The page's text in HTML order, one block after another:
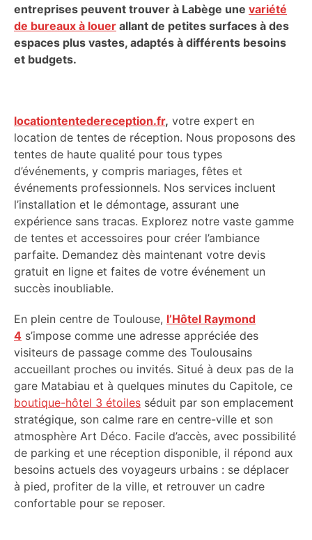
entreprises peuvent trouver à Labège une variété
de bureaux à louer allant de petites surfaces à des
espaces plus vastes, adaptés à différents besoins
et budgets.
locationtentedereception.fr, votre expert en
location de tentes de réception. Nous proposons des
tentes de haute qualité pour tous types
d’événements, y compris mariages, fêtes et
événements professionnels. Nos services incluent
l’installation et le démontage, assurant une
expérience sans tracas. Explorez notre vaste gamme
de tentes et accessoires pour créer l’ambiance
parfaite. Demandez dès maintenant votre devis
gratuit en ligne et faites de votre événement un
succès inoubliable.
En plein centre de Toulouse, l’Hôtel Raymond
4 s’impose comme une adresse appréciée des
visiteurs de passage comme des Toulousains
accueillant proches ou invités. Situé à deux pas de la
gare Matabiau et à quelques minutes du Capitole, ce
boutique-hôtel 3 étoiles séduit par son emplacement
stratégique, son calme rare en centre-ville et son
atmosphère Art Déco. Facile d’accès, avec possibilité
de parking et une réception disponible, il répond aux
besoins actuels des voyageurs urbains : se déplacer
à pied, profiter de la ville, et retrouver un cadre
confortable pour se reposer.